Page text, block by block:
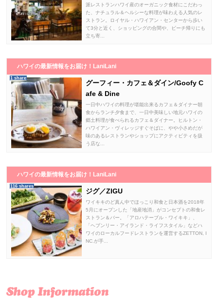
派レストランハワイ産のオーガニック食材にこだわっ
た、ナチュラル＆ヘルシーな料理が味わえる人気のレ
ストラン。ロイヤル・ハワイアン・センターから歩い
て3分と近く、ショッピングの合間や、ビーチ帰りにも
立ち寄...
ハワイの最新情報をお届け！LaniLani
1 share
グーフィー・カフェ＆ダイン/Goofy C
afe & Dine
一日中ハワイの料理が堪能出来るカフェ＆ダイナー朝
食からランチ夕食まで、一日中美味しい地元ハワイの
郷土料理が食べられるカフェ＆ダイナー。ヒルトン・
ハワイアン・ヴィレッジすぐそばに、やや小さめだが
味のあるレストランやショップにアクティビティを扱
う店な...
ハワイの最新情報をお届け！LaniLani
116 shares
ジグ／ZIGU
ワイキキのど真ん中でほっこり和食と日本酒を2018年
5月にオープンした「地産地消」がコンセプトの和食レ
ストラン＆バー。「アロハテーブル・ワイキキ」、
「ヘブンリー・アイランド・ライフスタイル」などハ
ワイのローカルフードレストランを運営するZETTON, I
NC.が手...